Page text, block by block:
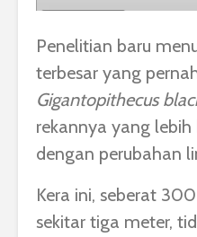
Penelitian baru
terbesar yang
Gigantopithecus
rekannya yang
dengan perubahan
Kera ini, seberat
sekitar tiga meter,